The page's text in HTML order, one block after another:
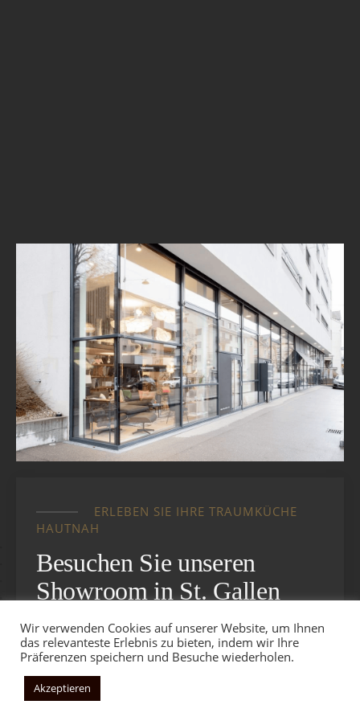
ERLEBEN SIE IHRE TRAUMKÜCHE
HAUTNAH
Besuchen Sie unseren
Showroom in St. Gallen
Fühlen Sie sich von der Vielfalt der
Möglichkeiten überfordert? In unserem
Showroom in St. Gallen können Sie Klarheit
gewinnen und unsere Küchen live erleben. Hier
können Sie die Qualität unserer Materialien
Wir verwenden Cookies auf unserer Website, um Ihnen
das relevanteste Erlebnis zu bieten, indem wir Ihre
Präferenzen speichern und Besuche wiederholen.
Akzeptieren